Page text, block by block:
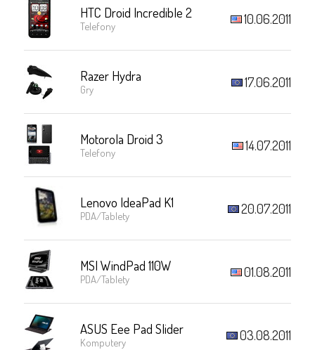
HTC Droid Incredible 2
Telefony 10.06.2011
Razer Hydra
Gry 17.06.2011
Motorola Droid 3
Telefony 14.07.2011
Lenovo IdeaPad K1
PDA/Tablety 20.07.2011
MSI WindPad 110W
PDA/Tablety 01.08.2011
ASUS Eee Pad Slider
Komputery 03.08.2011